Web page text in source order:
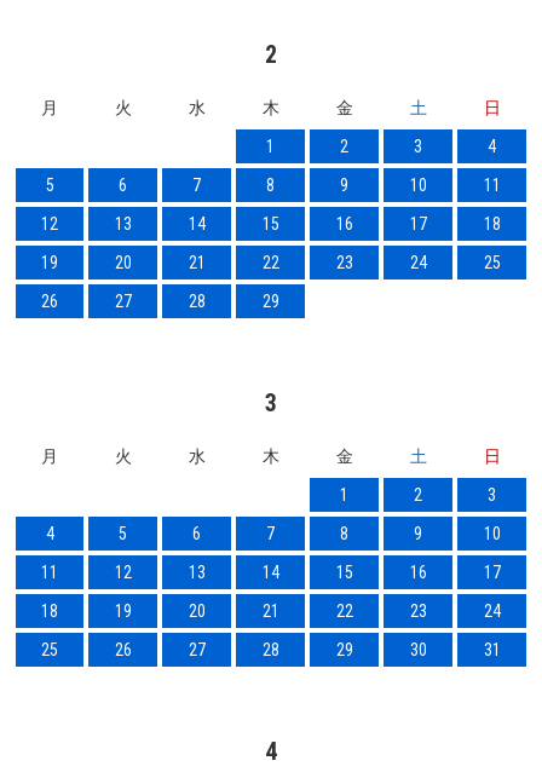
2
月 火 水 木 金 土
日
1
2 3
4
5
6 7 8 9 10
11
12
13 14 15 16 17
18
19
20 21 22 23 24
25
26
27 28 29
3
月 火 水 木 金 土
日
1
2
3
4
5 6 7 8 9
10
11
12 13 14 15 16
17
18
19 20 21 22 23
24
25
26 27 28 29 30 31
4